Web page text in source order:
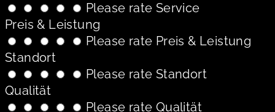
Please rate Service
Preis & Leistung
Please rate Preis & Leistung
Standort
Please rate Standort
Qualität
Please rate Qualität